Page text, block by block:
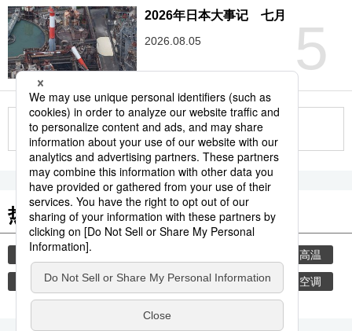
5
2026年日本大事记 七月
2026.08.05
更多
热门关键词
饮食 时事社新闻 高温
健康与医疗 自然与环境 美食 家电 空调